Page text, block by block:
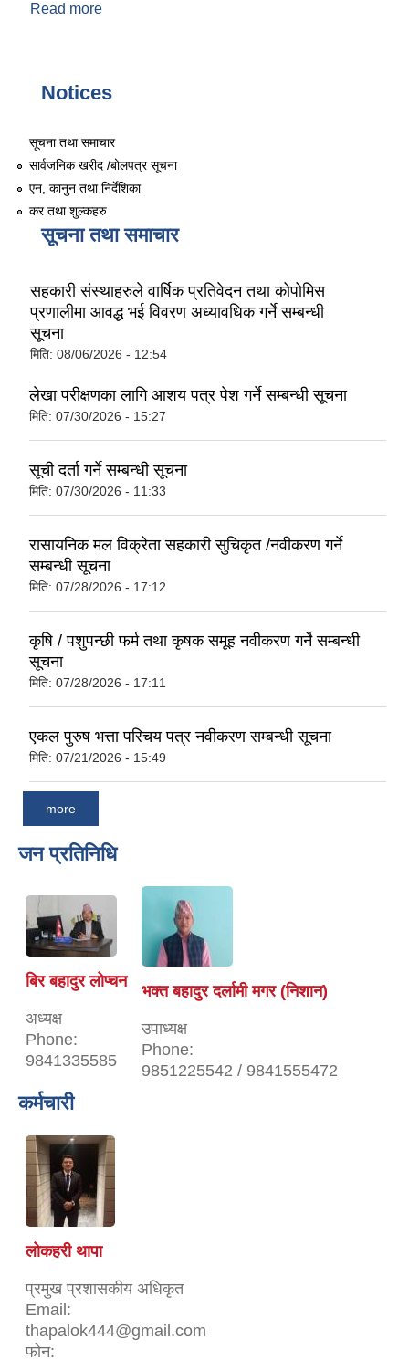
Read more
Notices
सूचना तथा समाचार
सार्वजनिक खरीद /बोलपत्र सूचना
एन, कानुन तथा निर्देशिका
कर तथा शुल्कहरु
सूचना तथा समाचार
सहकारी संस्थाहरुले वार्षिक प्रतिवेदन तथा कोपोमिस
प्रणालीमा आवद्ध भई विवरण अध्यावधिक गर्ने सम्बन्धी
सूचना
मिति: 08/06/2026 - 12:54
लेखा परीक्षणका लागि आशय पत्र पेश गर्ने सम्बन्धी सूचना
मिति: 07/30/2026 - 15:27
सूची दर्ता गर्ने सम्बन्धी सूचना
मिति: 07/30/2026 - 11:33
रासायनिक मल विक्रेता सहकारी सुचिकृत /नवीकरण गर्ने
सम्बन्धी सूचना
मिति: 07/28/2026 - 17:12
कृषि / पशुपन्छी फर्म तथा कृषक समूह नवीकरण गर्ने सम्बन्धी
सूचना
मिति: 07/28/2026 - 17:11
एकल पुरुष भत्ता परिचय पत्र नवीकरण सम्बन्धी सूचना
मिति: 07/21/2026 - 15:49
more
जन प्रतिनिधि
बिर बहादुर लोप्चन
अध्यक्ष
Phone:
9841335585
भक्त बहादुर दर्लामी मगर (निशान)
उपाध्यक्ष
Phone:
9851225542 / 9841555472
कर्मचारी
लोकहरी थापा
प्रमुख प्रशासकीय अधिकृत
Email:
thapalok444@gmail.com
फोन: